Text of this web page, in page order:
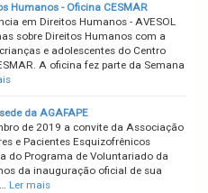
Humanos - Oficina CESMAR
em Direitos Humanos - AVESOL
sobre Direitos Humanos com a
e adolescentes do Centro
A oficina fez parte da Semana
da AGAFAPE
de 2019 a convite da Associação
e Pacientes Esquizofrênicos
do Programa de Voluntariado da
da inauguração oficial de sua
Ler mais